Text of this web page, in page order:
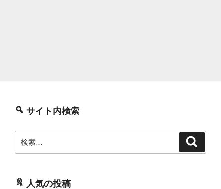
サイト内検索
索:
人気の投稿